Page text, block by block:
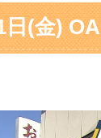
日(金) OA